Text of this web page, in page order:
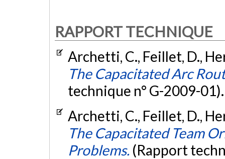
RAPPORT TECHNIQUE
Archetti, C., Feillet, D.,
The Capacitated Arc
technique n° G-2009-
Archetti, C., Feillet, D.,
The Capacitated Team
Problems. (Rapport